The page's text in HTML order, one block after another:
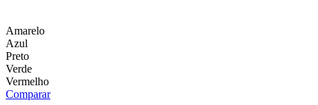
Amarelo
Azul
Preto
Verde
Vermelho
Comparar